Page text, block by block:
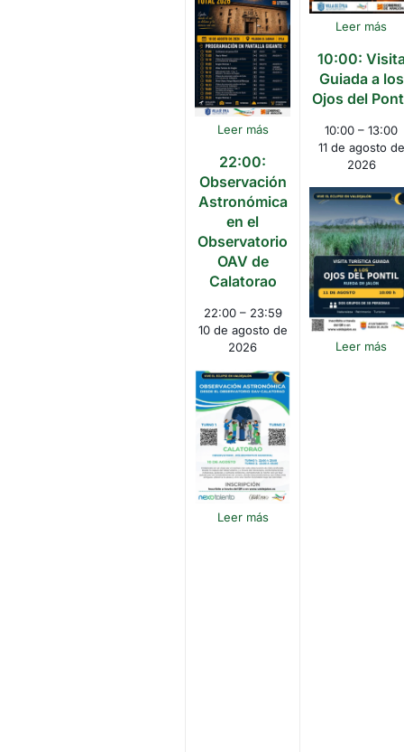
Leer más
22:00:
Observación
Astronómica
en el
Observatorio
OAV de
Calatorao
22:00 – 23:59
10 de agosto de
2026
Leer más
Leer más
10:00:
Guiada a los
Ojos del
10:00 – 13:00
11 de agosto de
2026
Leer más